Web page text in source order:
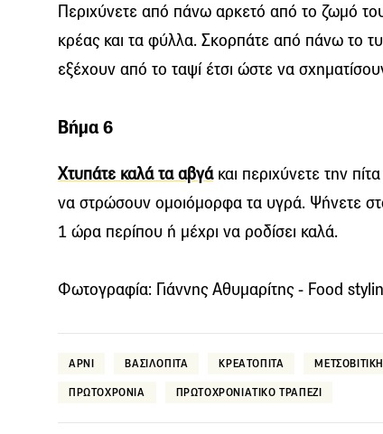
Περιχύνετε από πάνω αρκετό από το ζωμό
κρέας και τα φύλλα. Σκορπάτε από πάνω το
εξέχουν από το ταψί έτσι ώστε να
Βήμα 6
Χτυπάτε καλά τα αβγάκαι περιχύνετε την
να στρώσουν ομοιόμορφα τα υγρά. Ψήνετε
1 ώρα περίπου ή μέχρι να ροδίσει καλά.
Φωτογραφία: Γιάννης Αθυμαρίτης - Food
ΑΡΝΙ ΒΑΣΙΛΟΠΙΤΑ ΚΡΕΑΤΟΠΙΤΑ
ΠΡΩΤΟΧΡΟΝΙΑ ΠΡΩΤΟΧΡΟΝΙΑΤΙΚΟ ΤΡΑΠΕΖΙ